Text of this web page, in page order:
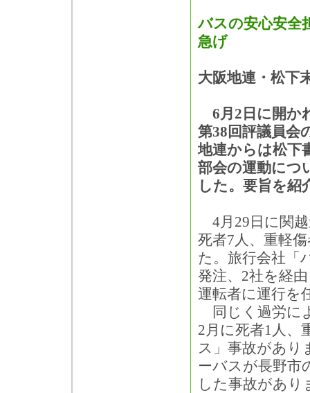
バスの安心安全
急げ
大阪地連・松下
6月2日に開か
第38回評議員会
地連からは松下
部会の運動につ
した。要旨を紹
4月29日に関
死者7人、重軽
た。旅行会社「
発注、2社を経
運転者に運行を
同じく過労に
2月に死者1人、
ス」事故があり
ーバスが長野市
した事故があり